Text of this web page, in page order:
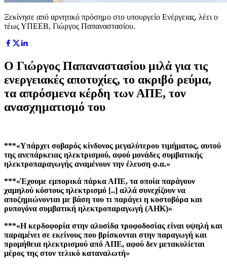
Ξεκίνησε από αρνητικό πρόσημο στο υπουργείο Ενέργειας, λέει ο
τέως ΥΠΕΕΒ, Γιώργος Παπαναστασίου.
Ο Γιώργος Παπαναστασίου μιλά για τις
ενεργειακές αποτυχίες, το ακριβό ρεύμα,
τα απρόσμενα κέρδη των ΑΠΕ, τον
ανασχηματισμό του
***«Υπάρχει σοβαρός κίνδυνος μεγαλύτερου τιμήματος, αυτού
της ανεπάρκειας ηλεκτρισμού, αφού μονάδες συμβατικής
ηλεκτροπαραγωγής αναμένουν την έλευση φ.α.»
***«Έχουμε εμπορικά πάρκα ΑΠΕ, τα οποία παράγουν
χαμηλού κόστους ηλεκτρισμό [..] αλλά συνεχίζουν να
αποζημιώνονται με βάση του τι παράγει η κοστοβόρα και
ρυπογόνα συμβατική ηλεκτροπαραγωγή (ΑΗΚ)»
***«Η κερδοφορία στην αλυσίδα τροφοδοσίας είναι υψηλή και
παραμένει σε εκείνους που βρίσκονται στην παραγωγή και
προμήθεια ηλεκτρισμού από ΑΠΕ, αφού δεν μετακυλίεται
μέρος της στον τελικό καταναλωτή»